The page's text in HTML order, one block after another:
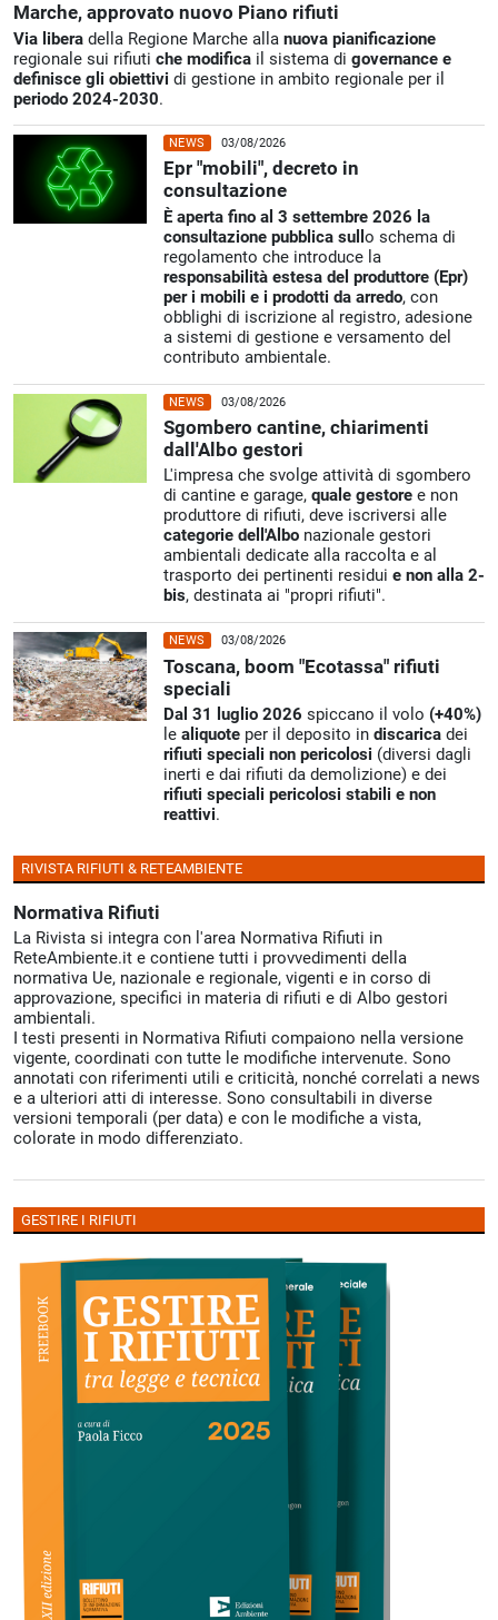
Marche, approvato nuovo Piano rifiuti
Via libera della Regione Marche alla nuova pianificazione
regionale sui rifiuti che modifica il sistema di governance e
definisce gli obiettivi di gestione in ambito regionale per il
periodo 2024-2030.
NEWS 03/08/2026
Epr "mobili", decreto in
consultazione
È aperta fino al 3 settembre 2026 la
consultazione pubblica sull o schema di
regolamento che introduce la
responsabilità estesa del produttore (Epr)
per i mobili e i prodotti da arredo, con
obblighi di iscrizione al registro, adesione
a sistemi di gestione e versamento del
contributo ambientale.
NEWS 03/08/2026
Sgombero cantine, chiarimenti
dall'Albo gestori
L'impresa che svolge attività di sgombero
di cantine e garage, quale gestoree non
produttore di rifiuti, deve iscriversi alle
categorie dell'Albonazionale gestori
ambientali dedicate alla raccolta e al
trasporto dei pertinenti residui e non alla 2-
bis, destinata ai "propri rifiuti".
NEWS 03/08/2026
Toscana, boom "Ecotassa" rifiuti
speciali
Dal 31 luglio 2026 spiccano il volo (+40%)
le aliquoteper il deposito in discaricadei
rifiuti speciali non pericolosi (diversi dagli
inerti e dai rifiuti da demolizione) e dei
rifiuti speciali pericolosi stabili e non
reattivi.
RIVISTA RIFIUTI & RETEAMBIENTE
Normativa Rifiuti
La Rivista si integra con l'area Normativa Rifiuti in
ReteAmbiente.it e contiene tutti i provvedimenti della
normativa Ue, nazionale e regionale, vigenti e in corso di
approvazione, specifici in materia di rifiuti e di Albo gestori
ambientali.
I testi presenti in Normativa Rifiuti compaiono nella versione
vigente, coordinati con tutte le modifiche intervenute. Sono
annotati con riferimenti utili e criticità, nonché correlati a news
e a ulteriori atti di interesse. Sono consultabili in diverse
versioni temporali (per data) e con le modifiche a vista,
colorate in modo differenziato.
GESTIRE I RIFIUTI